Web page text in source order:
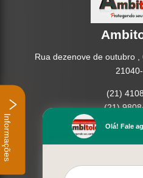
Rua dezenove de outubro
(21)
(21)
Home
Olá! Fale
Informações